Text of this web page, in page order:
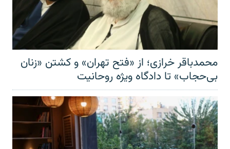
محمدباقر خرازی؛ از «فتح تهران» و کشتن «زنان
بی‌حجاب» تا دادگاه ویژه روحانیت